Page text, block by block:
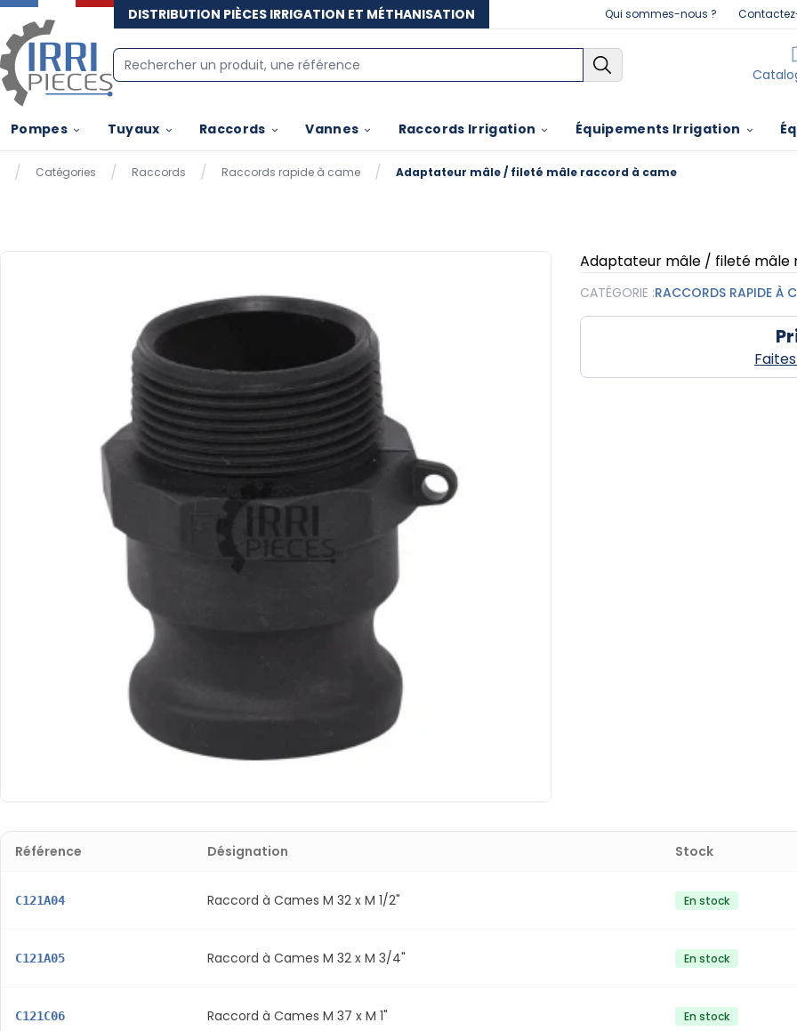
IRRI PIÈCES DISTRIBUTION PIÈCES IRRIGATION ET MÉTHANISATION Qui sommes-nous ?
Pompes Tuyaux Raccords Vannes Raccords Irrigation Équipements Irrigation
Accueil
/ Catégories / Raccords / Raccords rapide à came / Adaptateur mâle / fileté mâle raccord à came
Adaptateur mâle / fileté mâle
CATÉGORIE :RACCORDS RAPIDE À
Référence Désignation Stock
C121A04 Raccord à Cames M 32 x M 1/2" En stock
C121A05 Raccord à Cames M 32 x M 3/4" En stock
C121C06 Raccord à Cames M 37 x M 1" En stock